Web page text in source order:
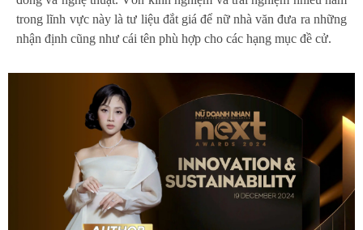
trong lĩnh vực này là tư liệu đắt giá để nữ nhà văn đưa ra những
nhận định cũng như cái tên phù hợp cho các hạng mục đề cử.